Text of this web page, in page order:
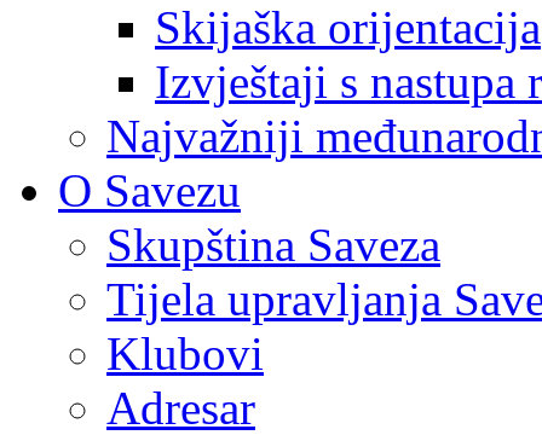
Skijaška orijentacija
Izvještaji s nastupa
Najvažniji
O Savezu
Skupština Saveza
Tijela upravljanja
Klubovi
Adresar